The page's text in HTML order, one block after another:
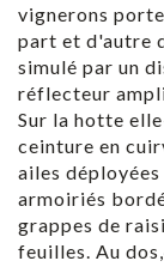
vignerons
part et d'autre
simulé par un
réflecteur
Sur la hotte
ceinture en
ailes
armoiriés
grappes de
feuilles. Au